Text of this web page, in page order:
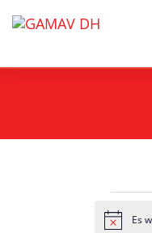
HinweisEs